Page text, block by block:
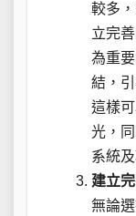
較多
立完
為重
結，
這樣
光，
系統
建立
無論